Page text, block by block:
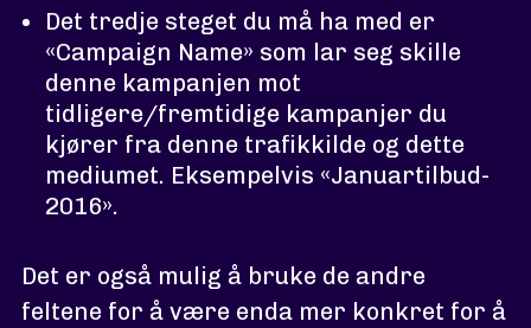
Det tredje steget du må ha med er
«Campaign Name» som lar seg skille
denne kampanjen mot
tidligere/fremtidige kampanjer du
kjører fra denne trafikkilde og dette
mediumet. Eksempelvis «Januartilbud-
2016».
Det er også mulig å bruke de andre
feltene for å være enda mer konkret for å